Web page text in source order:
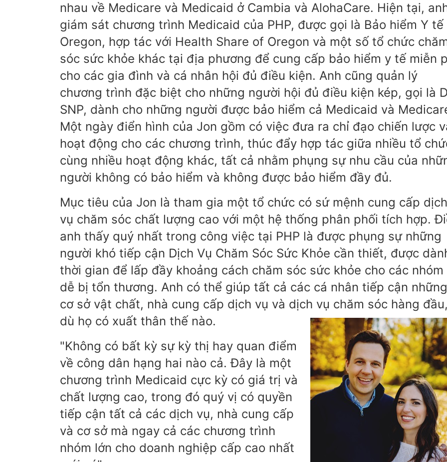
nhau về Medicare và Medicaid ở Cambia và AlohaCare. Hiện tại,
giám sát chương trình Medicaid của PHP, được gọi là Bảo hiểm Y tế
Oregon, hợp tác với Health Share of Oregon và một số tổ chức
sóc sức khỏe khác tại địa phương để cung cấp bảo hiểm y tế miễn
cho các gia đình và cá nhân hội đủ điều kiện. Anh cũng quản lý
chương trình đặc biệt cho những người hội đủ điều kiện kép, gọi là
SNP, dành cho những người được bảo hiểm cả Medicaid và
Một ngày điển hình của Jon gồm có việc đưa ra chỉ đạo chiến lược
hoạt động cho các chương trình, thúc đẩy hợp tác giữa nhiều tổ
cùng nhiều hoạt động khác, tất cả nhằm phụng sự nhu cầu của
người không có bảo hiểm và không được bảo hiểm đầy đủ.
Mục tiêu của Jon là tham gia một tổ chức có sứ mệnh cung cấp dịch
vụ chăm sóc chất lượng cao với một hệ thống phân phối tích hợp.
anh thấy quý nhất trong công việc tại PHP là được phụng sự những
người khó tiếp cận Dịch Vụ Chăm Sóc Sức Khỏe cần thiết, được
thời gian để lấp đầy khoảng cách chăm sóc sức khỏe cho các nhóm
dễ bị tổn thương. Anh có thể giúp tất cả các cá nhân tiếp cận những
cơ sở vật chất, nhà cung cấp dịch vụ và dịch vụ chăm sóc hàng đầu,
dù họ có xuất thân thế nào.
"Không có bất kỳ sự kỳ thị hay quan điểm
về công dân hạng hai nào cả. Đây là một
chương trình Medicaid cực kỳ có giá trị và
chất lượng cao, trong đó quý vị có quyền
tiếp cận tất cả các dịch vụ, nhà cung cấp
và cơ sở mà ngay cả các chương trình
nhóm lớn cho doanh nghiệp cấp cao nhất